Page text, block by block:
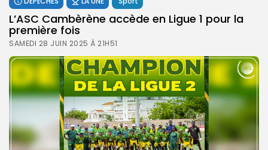
L’ASC Cambèrène accède en Ligue 1 pour la
première fois
SAMEDI 28 JUIN 2025 À 21H51